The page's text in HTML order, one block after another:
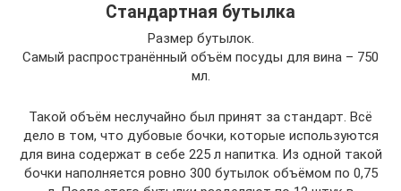
Стандартная бутылка
Размер бутылок.
Самый распространённый объём посуды для вина – 750
мл.
Такой объём неслучайно был принят за стандарт. Всё
дело в том, что дубовые бочки, которые используются
для вина содержат в себе 225 л напитка. Из одной такой
бочки наполняется ровно 300 бутылок объёмом по 0,75